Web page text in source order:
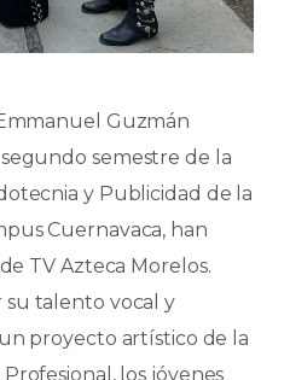
Guzmán
semestre de la
y Publicidad de la
Cuernavaca, han
TV Azteca Morelos.
su talento vocal y
proyecto artístico de la
los jóvenes